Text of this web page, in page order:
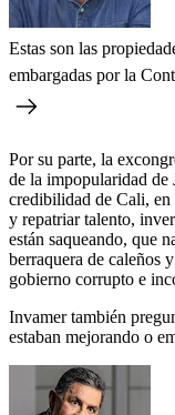
Estas son las
embargadas por la
Por su parte, la
de la impopularidad de
credibilidad de Cali, en
y repatriar talento,
están saqueando, que
berraquera de caleños
gobierno corrupto e
Invamer también
estaban mejorando o